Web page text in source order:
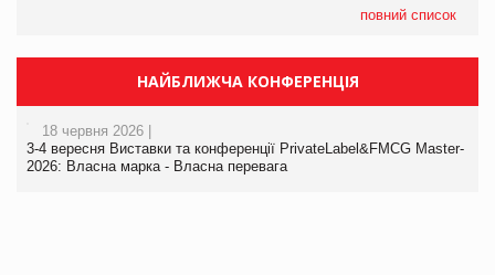
повний список
НАЙБЛИЖЧА КОНФЕРЕНЦІЯ
18 червня 2026 |
3-4 вересня Виставки та конференції PrivateLabel&FMCG Master-
2026: Власна марка - Власна перевага